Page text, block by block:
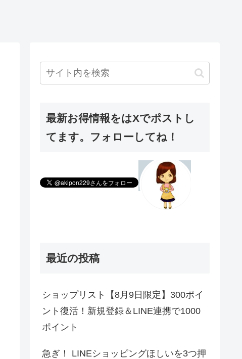
最新お得情報をはXでポストし
てます。フォローしてね！
最近の投稿
ショップリスト【8月9日限定】300ポイ
ント復活！新規登録＆LINE連携で1000
ポイント
急ぎ！ LINEショッピングほしいを3つ押